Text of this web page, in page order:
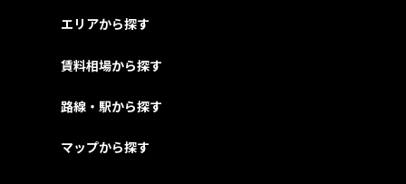
エリアから探す
賃料相場から探す
路線・駅から探す
マップから探す